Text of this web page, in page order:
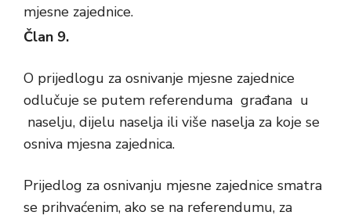
mjesne zajednice.
Član 9.
O prijedlogu za osnivanje mjesne zajednice
odlučuje se putem referenduma građana u
naselju, dijelu naselja ili više naselja za koje se
osniva mjesna zajednica.
Prijedlog za osnivanju mjesne zajednice smatra
se prihvaćenim, ako se na referendumu, za